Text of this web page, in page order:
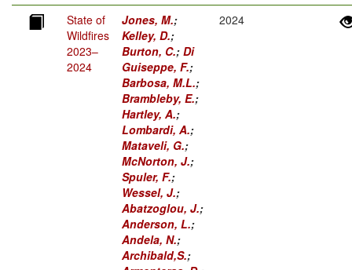
State of
Wildfires
2023–
2024
Jones, M.;
Kelley, D.;
Burton, C.; Di
Guiseppe, F.;
Barbosa, M.L.;
Brambleby, E.;
Hartley, A.;
Lombardi, A.;
Mataveli, G.;
McNorton, J.;
Spuler, F.;
Wessel, J.;
Abatzoglou, J.;
Anderson, L.;
Andela, N.;
Archibald,S.;
2024